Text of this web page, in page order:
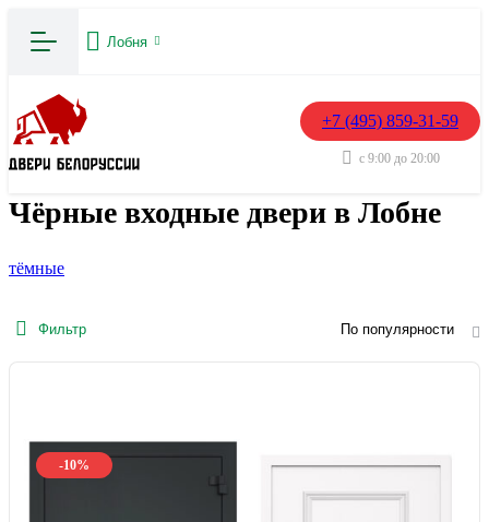
Лобня
+7 (495) 859-31-59
с 9:00 до 20:00
Чёрные входные двери в Лобне
тёмные
Фильтр По популярности
-10%